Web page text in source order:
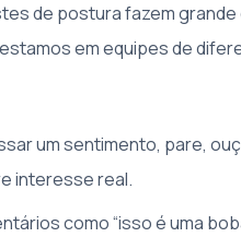
de postura fazem
em equipes de
um sentimento, pare,
interesse real.
como “isso é uma